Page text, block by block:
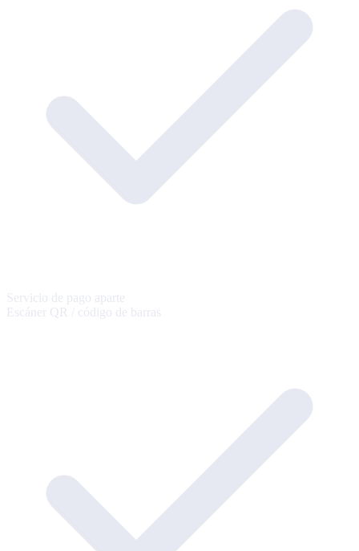
Servicio de pago aparte
Escáner QR / código de barras